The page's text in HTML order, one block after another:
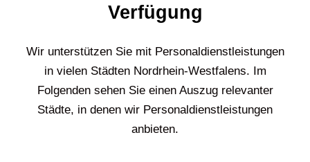
Verfügung
Wir unterstützen Sie mit Personaldienstleistungen
in vielen Städten Nordrhein-Westfalens. Im
Folgenden sehen Sie einen Auszug relevanter
Städte, in denen wir Personaldienstleistungen
anbieten.